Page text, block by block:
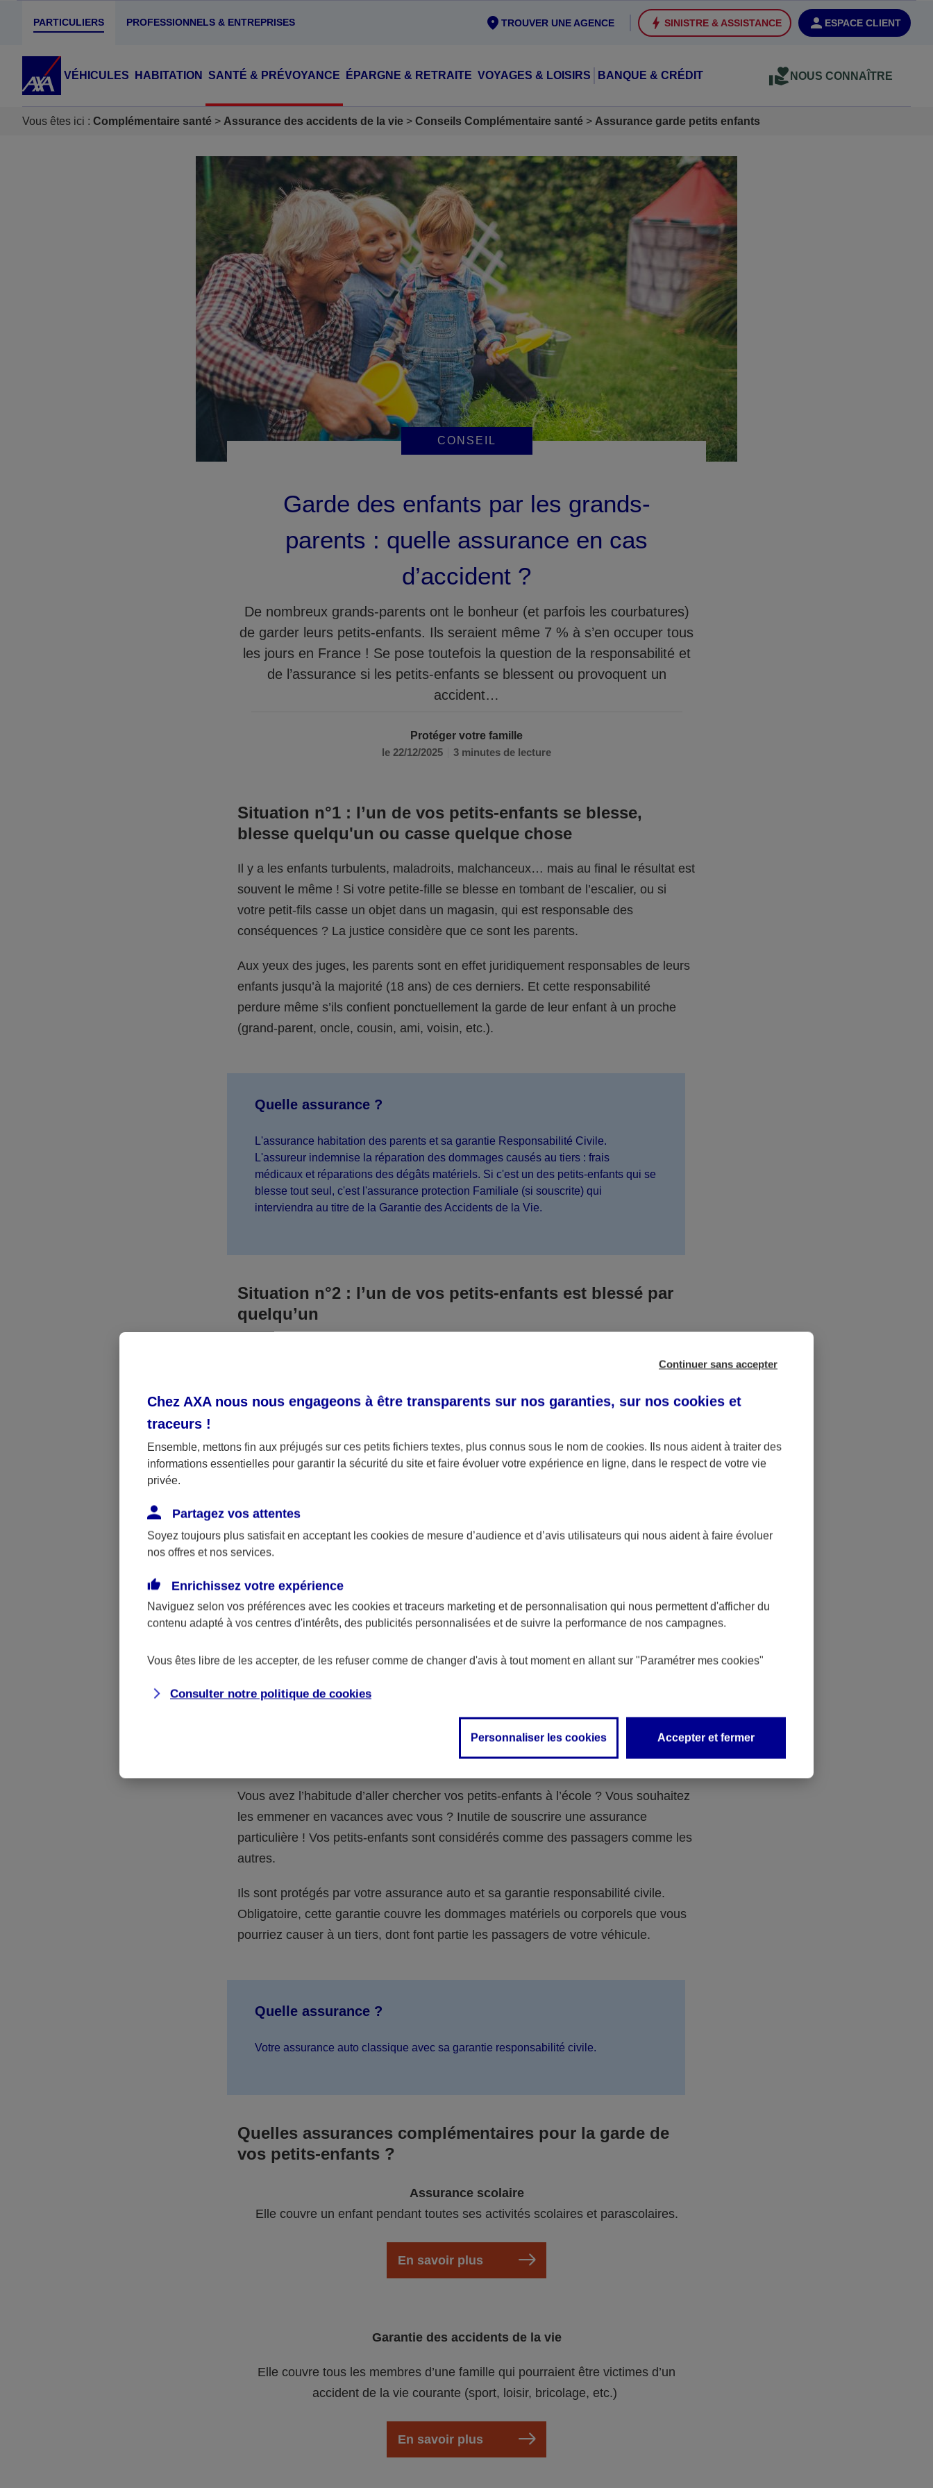
PARTICULIERS PROFESSIONNELS & ENTREPRISES ESPACE CLIENT
SINISTRE & ASSISTANCE
TROUVER UNE AGENCE
VÉHICULES HABITATION SANTÉ & PRÉVOYANCE ÉPARGNE & RETRAITE VOYAGES & LOISIRS BANQUE & CRÉDIT NOUS CONNAÎTRE
Vous êtes ici : Complémentaire santé Assurance des accidents de la vie Conseils Complémentaire santé Assurance garde petits enfants
CONSEIL
Protéger votre famille
le 22/12/2025
3 minutes de lecture
Garde des enfants par les grands-
parents : quelle assurance en cas
d’accident ?
De nombreux grands-parents ont le bonheur (et parfois les courbatures)
de garder leurs petits-enfants. Ils seraient même 7 % à s’en occuper tous
les jours en France ! Se pose toutefois la question de la responsabilité et
de l’assurance si les petits-enfants se blessent ou provoquent un
accident…
Situation n°1 : l’un de vos petits-enfants se blesse,
blesse quelqu'un ou casse quelque chose
Il y a les enfants turbulents, maladroits, malchanceux… mais au final le résultat est
souvent le même ! Si votre petite-fille se blesse en tombant de l’escalier, ou si
votre petit-fils casse un objet dans un magasin, qui est responsable des
conséquences ? La justice considère que ce sont les parents.
Aux yeux des juges, les parents sont en effet juridiquement responsables de leurs
enfants jusqu’à la majorité (18 ans) de ces derniers. Et cette responsabilité
perdure même s’ils confient ponctuellement la garde de leur enfant à un proche
(grand-parent, oncle, cousin, ami, voisin, etc.).
Quelle assurance ?
L'assurance habitation des parents et sa garantie Responsabilité Civile.
L'assureur indemnise la réparation des dommages causés au tiers : frais
médicaux et réparations des dégâts matériels. Si c'est un des petits-enfants qui se
blesse tout seul, c'est l'assurance protection Familiale (si souscrite) qui
interviendra au titre de la Garantie des Accidents de la Vie.
Situation n°2 : l’un de vos petits-enfants est blessé par
quelqu’un
responsable. Aux yeux de la justice, le responsable est la personne ayant entrainé
médicaux et éventuelles indemnisations en guise de dommage.
Néanmoins, si aucun responsable n’a été désigné ou retrouvé pour l’accident dont
a été victime votre petit-fils ou petite-fille, seule une assurance spécifique
fonctionner.
Quelle assurance ?
La responsabilité civile de la personne désignée comme responsable de
accidents de la vie) que vous auriez souscrite pour votre famille.
Situation n°3 : vous avez un accident de voiture avec vos
Vous avez l’habitude d’aller chercher vos petits-enfants à l’école ? Vous souhaitez
les emmener en vacances avec vous ? Inutile de souscrire une assurance
particulière ! Vos petits-enfants sont considérés comme des passagers comme les
autres.
Ils sont protégés par votre assurance auto et sa garantie responsabilité civile.
Obligatoire, cette garantie couvre les dommages matériels ou corporels que vous
pourriez causer à un tiers, dont font partie les passagers de votre véhicule.
Quelle assurance ?
Votre assurance auto classique avec sa garantie responsabilité civile.
Quelles assurances complémentaires pour la garde de
vos petits-enfants ?
Assurance scolaire
Elle couvre un enfant pendant toutes ses activités scolaires et parascolaires.
En savoir plus
Garantie des accidents de la vie
Elle couvre tous les membres d’une famille qui pourraient être victimes d’un
accident de la vie courante (sport, loisir, bricolage, etc.)
En savoir plus
Continuer sans accepter
Chez AXA nous nous engageons à être transparents sur nos garanties, sur nos cookies et
traceurs !
Ensemble, mettons fin aux préjugés sur ces petits fichiers textes, plus connus sous le nom de cookies. Ils nous aident à traiter des
informations essentielles pour garantir la sécurité du site et faire évoluer votre expérience en ligne, dans le respect de votre vie
privée.
Partagez vos attentes
Soyez toujours plus satisfait en acceptant les cookies de mesure d’audience et d’avis utilisateurs qui nous aident à faire évoluer
nos offres et nos services.
Enrichissez votre expérience
Naviguez selon vos préférences avec les cookies et traceurs marketing et de personnalisation qui nous permettent d'afficher du
contenu adapté à vos centres d'intérêts, des publicités personnalisées et de suivre la performance de nos campagnes.
Vous êtes libre de les accepter, de les refuser comme de changer d'avis à tout moment en allant sur "Paramétrer mes cookies"
Consulter notre politique de cookies
Personnaliser les cookies Accepter et fermer